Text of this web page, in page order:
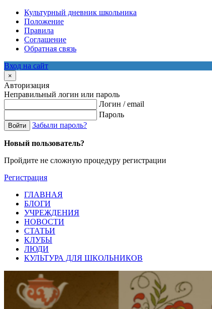
Культурный дневник школьника
Положение
Правила
Соглашение
Обратная связь
Вход на сайт
×
Авторизация
Неправильный логин или пароль
Логин / email
Пароль
Войти Забыли пароль?
Новый пользователь?
Пройдите не сложную процедуру регистрации
Регистрация
ГЛАВНАЯ
БЛОГИ
УЧРЕЖДЕНИЯ
НОВОСТИ
СТАТЬИ
КЛУБЫ
ЛЮДИ
КУЛЬТУРА ДЛЯ ШКОЛЬНИКОВ